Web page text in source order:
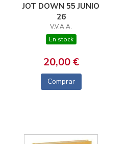
JOT DOWN 55 JUNIO
26
V.V.A.A.
En stock
20,00 €
Comprar